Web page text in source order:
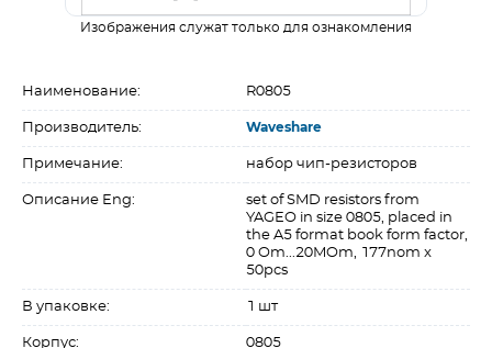
Изображения служат только для ознакомления
Наименование: R0805
Производитель: Waveshare
Примечание: набор чип-резисторов
Описание Eng:
set of SMD resistors from
YAGEO in size 0805, placed in
the A5 format book form factor,
0 Om...20MOm, 177nom x
50pcs
В упаковке: 1 шт
Корпус: 0805